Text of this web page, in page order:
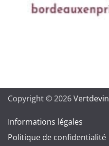
Copyright © 2026Vertdevin
Informations légales
Politique de confidentialité